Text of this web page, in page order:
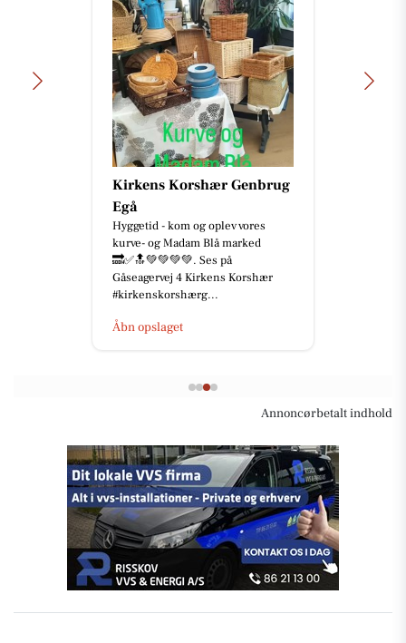
Kirkens Korshær Genbrug
Egå
Hyggetid - kom og oplev vores
kurve- og Madam Blå marked
🔜✅🔝💚💚💚💚. Ses på
Gåseagervej 4 Kirkens Korshær
#kirkenskorshærg...
Åbn opslaget
Annoncørbetalt indhold